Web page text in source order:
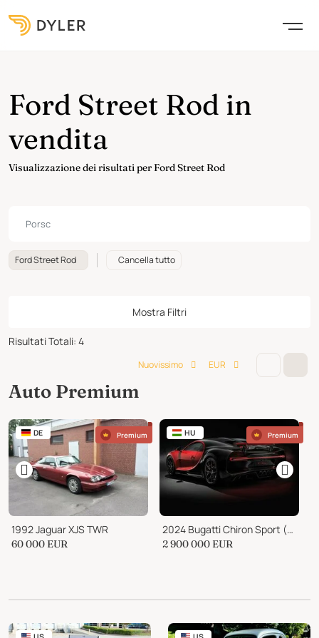
Ford Street Rod in
vendita
Visualizzazione dei risultati per Ford Street Rod
Ford Street Rod Cancella tutto
Mostra Filtri
Risultati Totali: 4
Nuovissimo EUR
Auto Premium
DE Premium
1992 Jaguar XJS TWR
60 000 EUR
HU Premium
2024 Bugatti Chiron Sport (Very rare color)
2 900 000 EUR